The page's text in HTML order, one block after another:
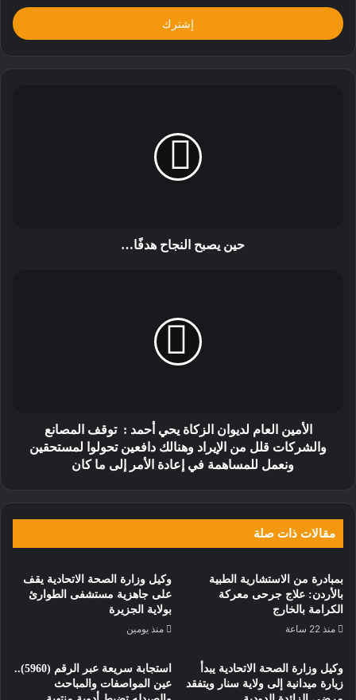
الإلكتروني
حين يصبح النجاح هدفًا…
الأمين العام لديوان الزكاة يحي أحمد : توقف المصانع
والشركات قلل من الإيراد وهنالك دافعين تحولوا لمستحقين
ونعمل للمساهمة في إعادة الأمر إلى ما كان
مقالات ذات صلة
بمبادرة من الاستشارية الطبية
بالأردن: علاج جرحى معركة
الكرامة بالخارج
منذ 22 ساعة
وكيل وزارة الصحة الاتحادية يقف
على جاهزية مستشفى الطوارئ
بولاية الجزيرة
منذ يومين
وكيل وزارة الصحة الاتحادية يبدأ
زيارة ميدانية إلى ولاية سنار ويتفقد
استجابة سريعة عبر الرقم (5960)..
عين المواصفات والمباحث